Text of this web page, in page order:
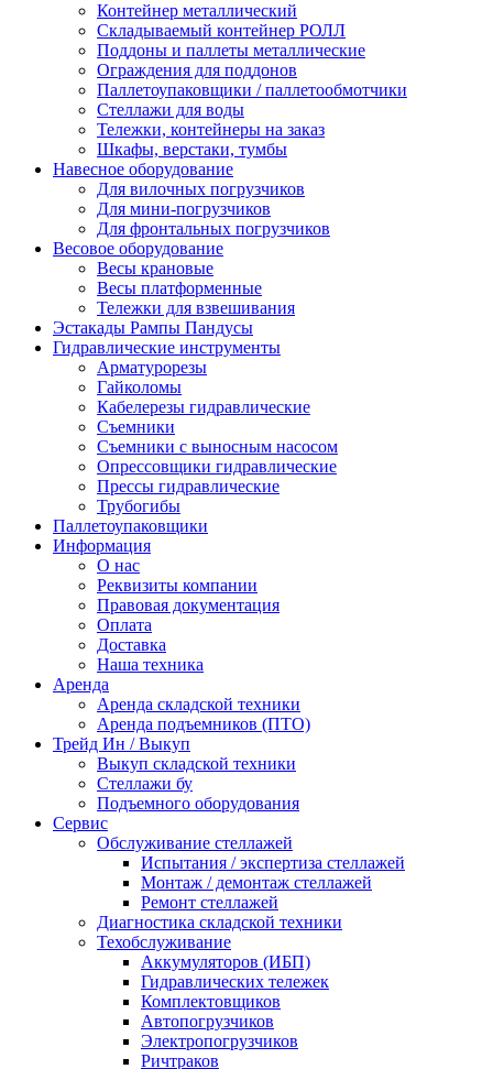
Контейнер металлический
Складываемый контейнер РОЛЛ
Поддоны и паллеты металлические
Ограждения для поддонов
Паллетоупаковщики / паллетообмотчики
Стеллажи для воды
Тележки, контейнеры на заказ
Шкафы, верстаки, тумбы
Навесное оборудование
Для вилочных погрузчиков
Для мини-погрузчиков
Для фронтальных погрузчиков
Весовое оборудование
Весы крановые
Весы платформенные
Тележки для взвешивания
Эстакады Рампы Пандусы
Гидравлические инструменты
Арматурорезы
Гайколомы
Кабелерезы гидравлические
Съемники
Съемники с выносным насосом
Опрессовщики гидравлические
Прессы гидравлические
Трубогибы
Паллетоупаковщики
Информация
О нас
Реквизиты компании
Правовая документация
Оплата
Доставка
Наша техника
Аренда
Аренда складской техники
Аренда подъемников (ПТО)
Трейд Ин / Выкуп
Выкуп складской техники
Стеллажи бу
Подъемного оборудования
Сервис
Обслуживание стеллажей
Испытания / экспертиза стеллажей
Монтаж / демонтаж стеллажей
Ремонт стеллажей
Диагностика складской техники
Техобслуживание
Аккумуляторов (ИБП)
Гидравлических тележек
Комплектовщиков
Автопогрузчиков
Электропогрузчиков
Ричтраков